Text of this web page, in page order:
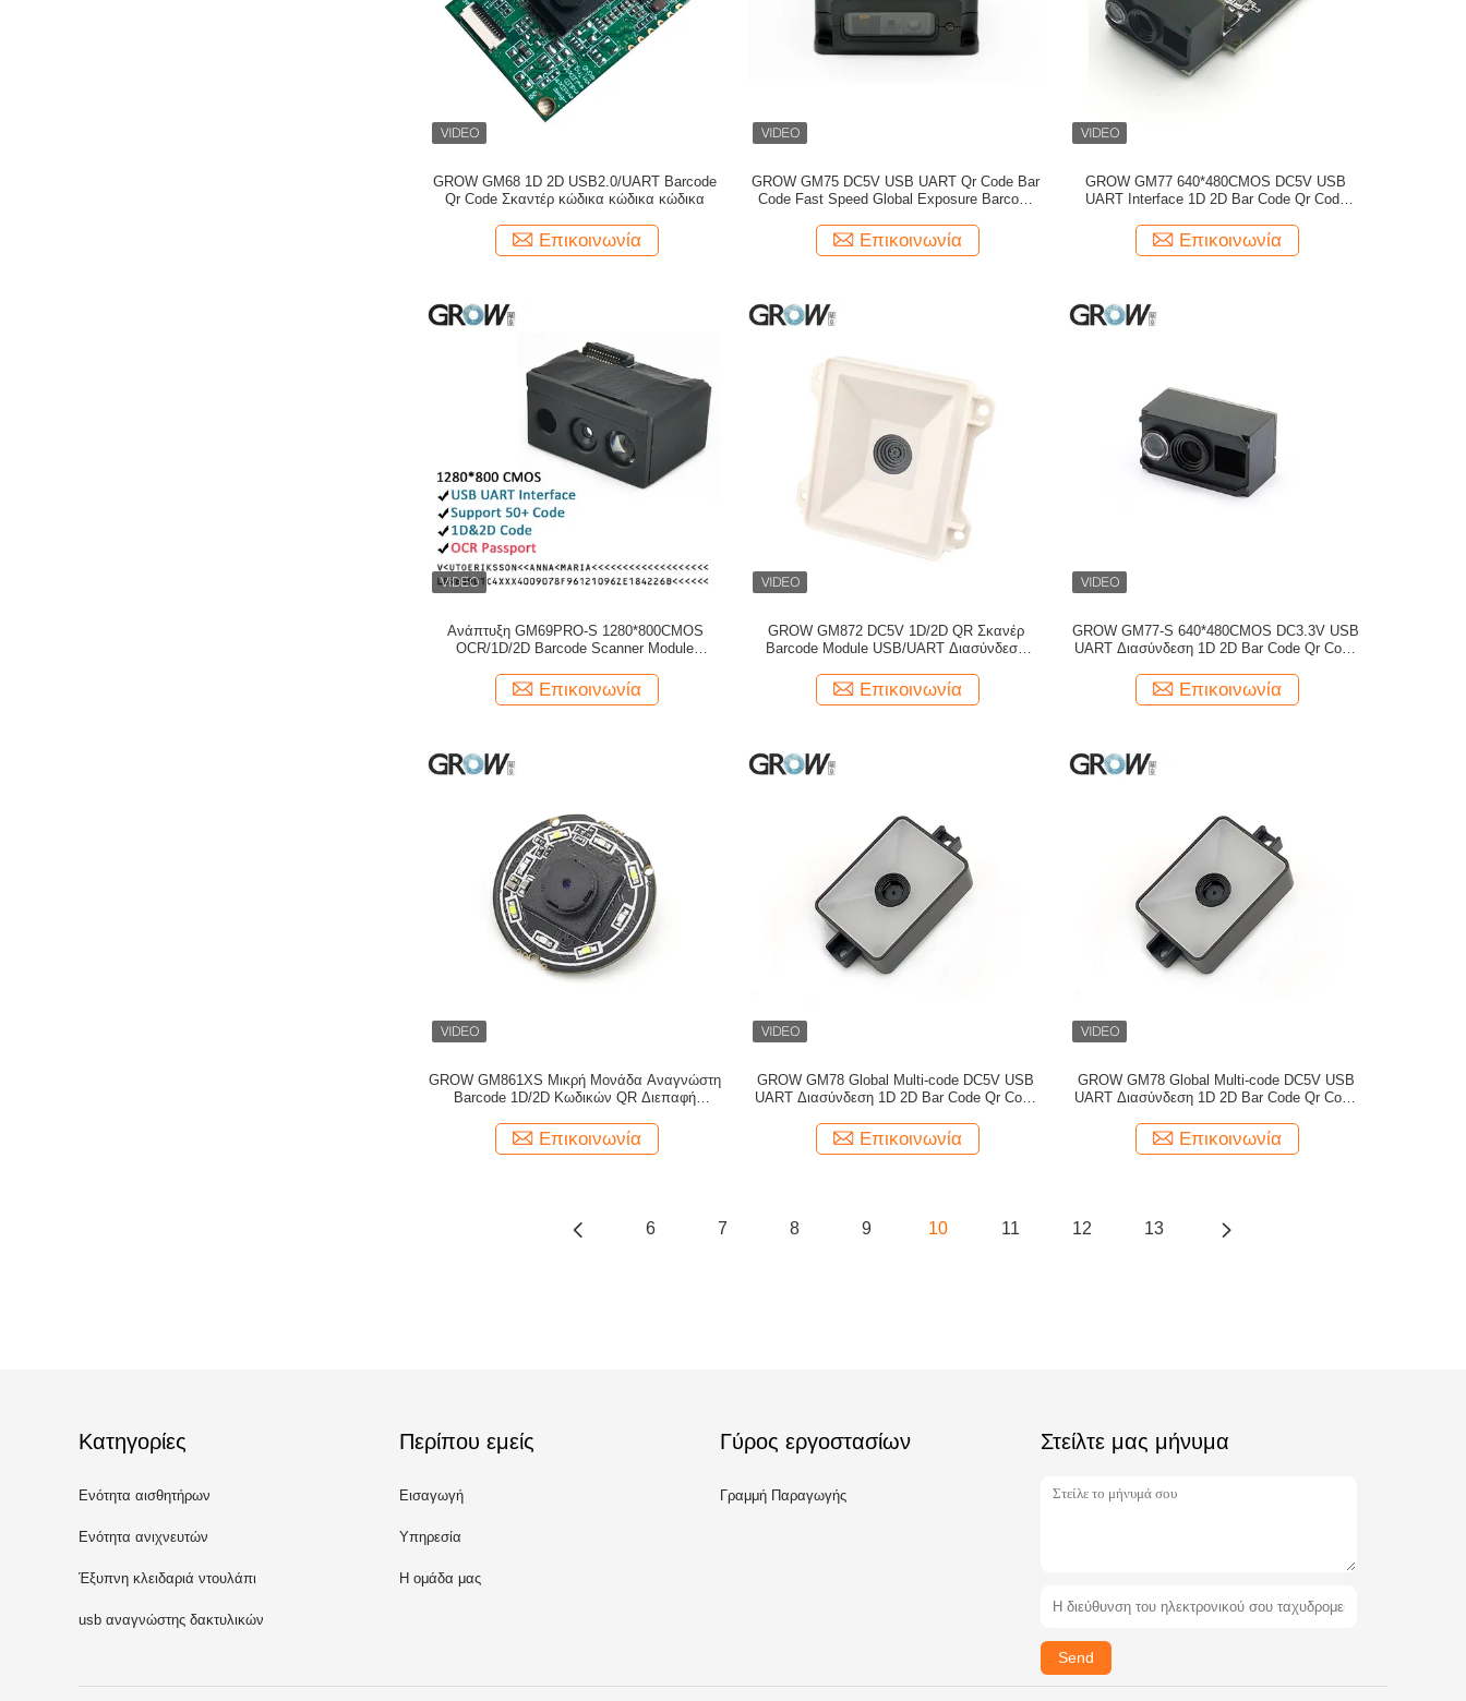
GROW GM68 1D 2D USB2.0/UART Barcode
Qr Code Σκαντέρ κώδικα κώδικα κώδικα
Επικοινωνία
GROW GM75 DC5V USB UART Qr Code Bar
Code Fast Speed Global Exposure Barcode
Express Box
Επικοινωνία
GROW GM77 640*480CMOS DC5V USB
UART Interface 1D 2D Bar Code Qr Code
Διαβάσιμο
Επικοινωνία
Ανάπτυξη GM69PRO-S 1280*800CMOS
OCR/1D/2D Barcode Scanner Module
Επικοινωνία
GROW GM872 DC5V 1D/2D QR Σκανέρ
Barcode Module USB/UART Διασύνδεση
Windows Arduino For Bus
Επικοινωνία
GROW GM77-S 640*480CMOS DC3.3V USB
UART Διασύνδεση 1D 2D Bar Code Qr Code
Διαβάσιμος Arduino
Επικοινωνία
GROW GM861XS Μικρή Μονάδα Αναγνώστη
Barcode 1D/2D Κωδικών QR Διεπαφή
Επικοινωνία
GROW GM78 Global Multi-code DC5V USB
UART Διασύνδεση 1D 2D Bar Code Qr Code
AZTEC PDF417
Επικοινωνία
GROW GM78 Global Multi-code DC5V USB
UART Διασύνδεση 1D 2D Bar Code Qr Code
AZTEC PDF417
Επικοινωνία
6 7 8 9 10 11 12 13
Κατηγορίες
Ενότητα αισθητήρων
δακτυλικών αποτυπωμάτων
Ενότητα ανιχνευτών
γραμμωτών κωδίκων
Έξυπνη κλειδαριά ντουλάπι
usb αναγνώστης δακτυλικών
Περίπου εμείς
Εισαγωγή
Υπηρεσία
Η ομάδα μας
Γύρος εργοστασίων
Γραμμή Παραγωγής
Στείλτε μας μήνυμα
Send